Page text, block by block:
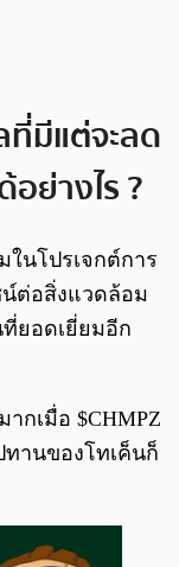
ที่มีแต่จะลด
ย่างไร ?
ในโปรเจกต์การ
น์ต่อสิ่งแวดล้อม
ยอดเยี่ยมอีก
กเมื่อ $CHMPZ
านของโทเค็นก็